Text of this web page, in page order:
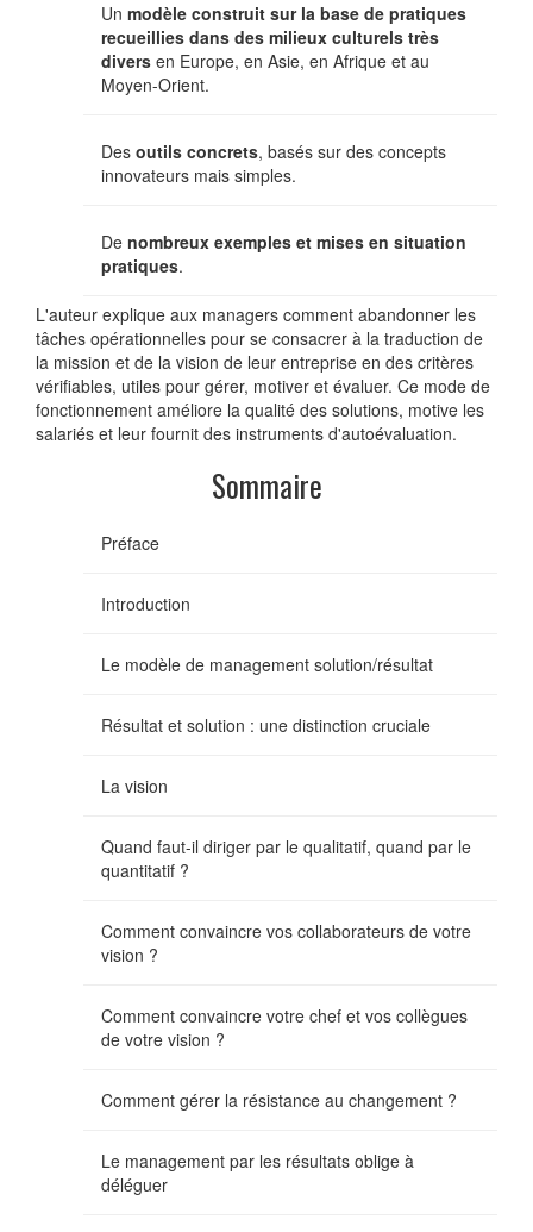
Un modèle construit sur la base de pratiques
recueillies dans des milieux culturels très
divers en Europe, en Asie, en Afrique et au
Moyen-Orient.
Des outils concrets, basés sur des concepts
innovateurs mais simples.
De nombreux exemples et mises en situation
pratiques.
L'auteur explique aux managers comment abandonner les
tâches opérationnelles pour se consacrer à la traduction de
la mission et de la vision de leur entreprise en des critères
vérifiables, utiles pour gérer, motiver et évaluer. Ce mode de
fonctionnement améliore la qualité des solutions, motive les
salariés et leur fournit des instruments d'autoévaluation.
Sommaire
Préface
Introduction
Le modèle de management solution/résultat
Résultat et solution : une distinction cruciale
La vision
Quand faut-il diriger par le qualitatif, quand par le
quantitatif ?
Comment convaincre vos collaborateurs de votre
vision ?
Comment convaincre votre chef et vos collègues
de votre vision ?
Comment gérer la résistance au changement ?
Le management par les résultats oblige à
déléguer